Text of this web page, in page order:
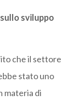
sviluppo
che il settore
stato uno
materia di